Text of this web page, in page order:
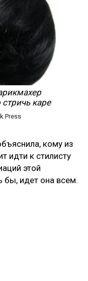
каре
Press
кому из
идти к стилисту
этой
бы, идет она всем.